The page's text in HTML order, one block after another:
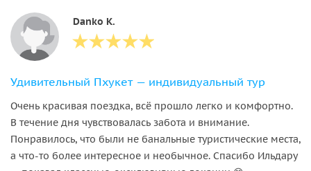
Danko K.
Удивительный Пхукет — индивидуальный тур
Очень красивая поездка, всё прошло легко и комфортно.
В течение дня чувствовалась забота и внимание.
Понравилось, что были не банальные туристические места,
а что-то более интересное и необычное. Спасибо Ильдару